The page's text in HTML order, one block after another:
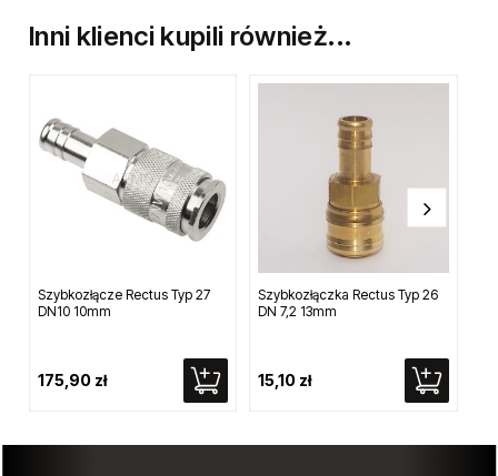
Inni klienci kupili również...
Szybkozłącze Rectus Typ 27
DN10 10mm
175,90 zł
Szybkozłączka Rectus Typ 26
DN 7,2 13mm
15,10 zł